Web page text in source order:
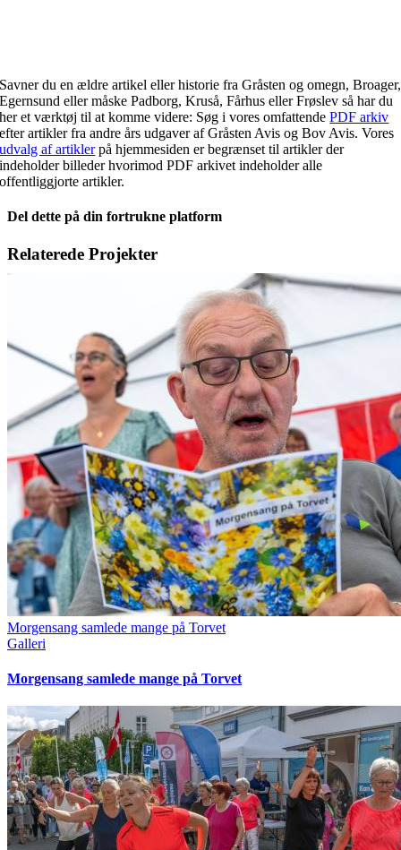
Savner du en ældre artikel eller historie fra Gråsten og omegn, Broager,
Egernsund eller måske Padborg, Kruså, Fårhus eller Frøslev så har du
her et værktøj til at komme videre: Søg i vores omfattendePDF arkiv
efter artikler fra andre års udgaver af Gråsten Avis og Bov Avis. Vores
udvalg af artiklerpå hjemmesiden er begrænset til artikler der
indeholder billeder hvorimod PDF arkivet indeholder alle
offentliggjorte artikler.
Del dette på din fortrukne platform
Facebook
X
LinkedIn
E-
Relaterede Projekter
Morgensang samlede mange på Torvet
Galleri
Morgensang samlede mange på Torvet